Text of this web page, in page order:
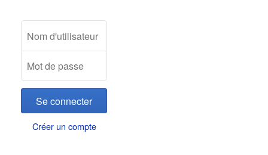
Créer un compte